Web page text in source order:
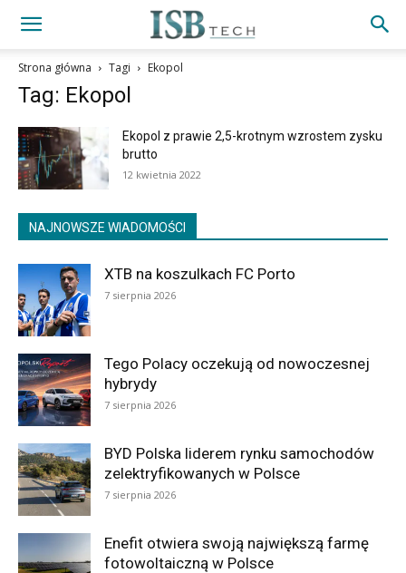
Strona główna Tagi Ekopol
Tag: Ekopol
Ekopol z prawie 2,5-krotnym wzrostem zysku
brutto
12 kwietnia 2022
NAJNOWSZE WIADOMOŚCI
XTB na koszulkach FC Porto
7 sierpnia 2026
Tego Polacy oczekują od nowoczesnej
hybrydy
7 sierpnia 2026
BYD Polska liderem rynku samochodów
zelektryfikowanych w Polsce
7 sierpnia 2026
Enefit otwiera swoją największą farmę
fotowoltaiczną w Polsce